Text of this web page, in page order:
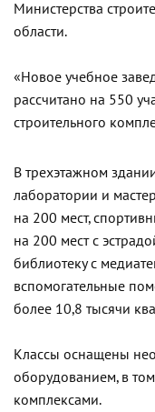
Министерства
области.
«Новое учебное
рассчитано на 550
строительного
В трехэтажном
лаборатории и
на 200 мест,
на 200 мест с
библиотеку с
вспомогательные
более 10,8 тысячи
Классы оснащены
оборудованием, в
комплексами.